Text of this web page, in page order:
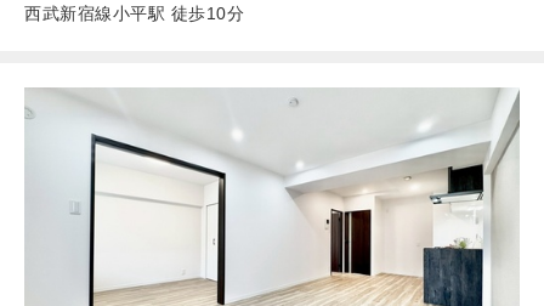
西武新宿線小平駅 徒歩10分